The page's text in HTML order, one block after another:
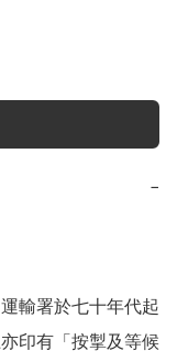
−
輸署於七十年代起
印有「按掣及等候